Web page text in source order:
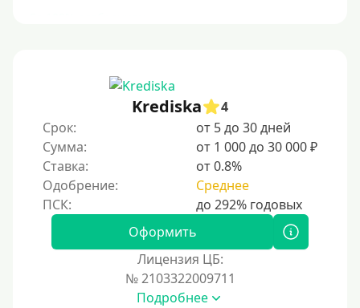
С просрочками
Залог
Под залог ПТС
Без залога
Под залог недвижимости
Под ПТС по доверенности
Krediska
4
Срок:
от 5 до 30 дней
Сумма:
от 1 000 до 30 000 ₽
Ставка:
от 0.8%
Одобрение:
Среднее
Оформить
Лицензия ЦБ:
№ 2103322009711
Подробнее